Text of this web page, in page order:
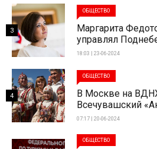
ОБЩЕСТВО
Маргарита
управлял
18:03 | 23-06-2024
3
ОБЩЕСТВО
В Москве на
Всечувашский
07:17 | 20-06-2024
4
ОБЩЕСТВО